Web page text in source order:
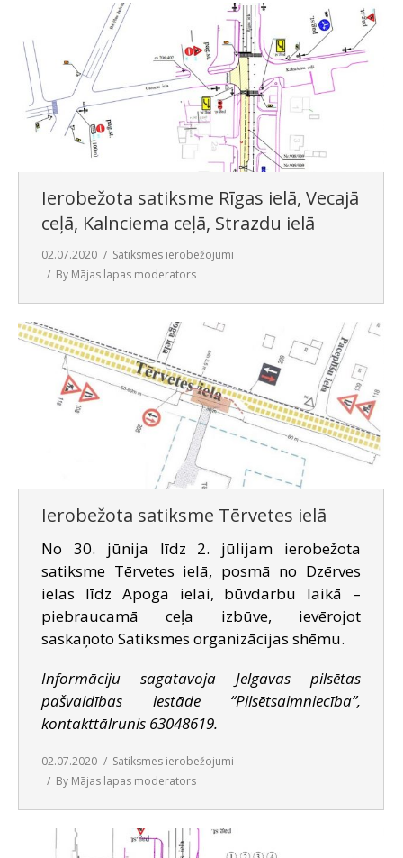
Ierobežota satiksme Rīgas ielā, Vecajā
ceļā, Kalnciema ceļā, Strazdu ielā
02.07.2020
Satiksmes ierobežojumi
By Mājas lapas moderators
Ierobežota satiksme Tērvetes ielā
No 30. jūnija līdz 2. jūlijam ierobežota
satiksme Tērvetes ielā, posmā no Dzērves
ielas līdz Apoga ielai, būvdarbu laikā –
piebraucamā ceļa izbūve, ievērojot
saskaņoto Satiksmes organizācijas shēmu.
Informāciju sagatavoja Jelgavas pilsētas
pašvaldības iestāde “Pilsētsaimniecība”,
kontakttālrunis 63048619.
02.07.2020
Satiksmes ierobežojumi
By Mājas lapas moderators